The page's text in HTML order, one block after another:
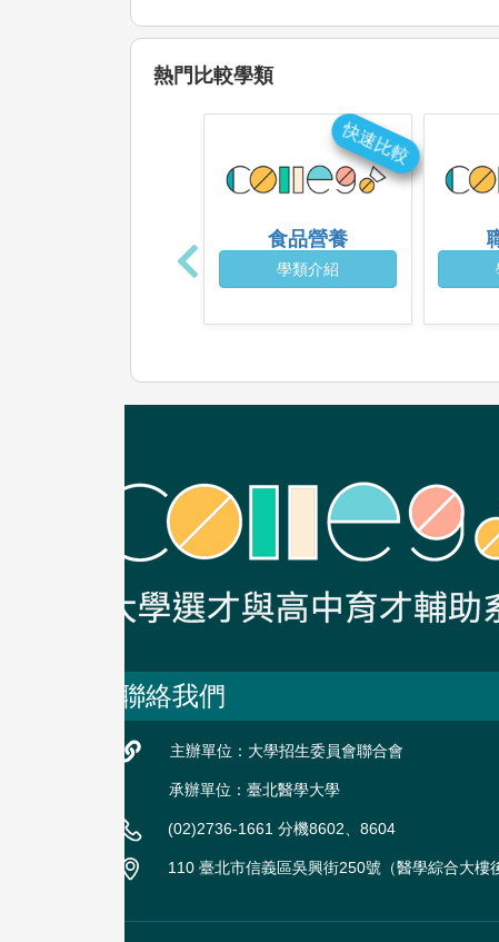
熱門比較學類
食品營養
學類介紹
快速比較
聯絡我們
主辦單位：大學招生委員會聯合會
承辦單位：臺北醫學大學
(02)2736-1661 分機8602、8604
110 臺北市信義區吳興街250號（醫學綜合大樓